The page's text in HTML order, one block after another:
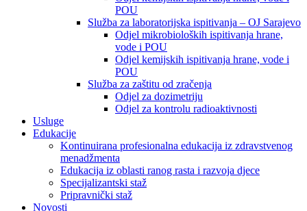
POU
Služba za laboratorijska ispitivanja – OJ Sarajevo
Odjel mikrobioloških ispitivanja hrane,
vode i POU
Odjel kemijskih ispitivanja hrane, vode i
POU
Služba za zaštitu od zračenja
Odjel za dozimetriju
Odjel za kontrolu radioaktivnosti
Usluge
Edukacije
Kontinuirana profesionalna edukacija iz zdravstvenog
menadžmenta
Edukacija iz oblasti ranog rasta i razvoja djece
Specijalizantski staž
Pripravnički staž
Novosti